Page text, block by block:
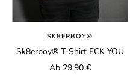
SK8ERBOY®
Sk8erboy® T-Shirt FCK YOU
Angebotspreis
Ab 29,90 €